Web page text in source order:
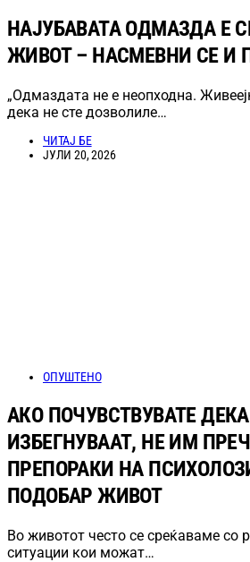
НАЈУБАВАТА ОДМАЗДА Е
ЖИВОТ – НАСМЕВНИ СЕ И
„Одмаздата не е неопходна.
дека не сте дозволиле…
ЧИТАЈ БЕ
ЈУЛИ 20, 2026
ОПУШТЕНО
АКО ПОЧУВСТВУВАТЕ
ИЗБЕГНУВААТ, НЕ ИМ
ПРЕПОРАКИ НА
ПОДОБАР ЖИВОТ
Во животот често се среќаваме со
ситуации кои можат…